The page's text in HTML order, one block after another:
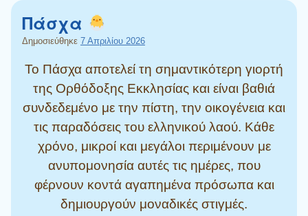
Πάσχα
Δημοσιεύθηκε 7 Απριλίου 2026
Το Πάσχα αποτελεί τη σημαντικότερη γιορτή
της Ορθόδοξης Εκκλησίας και είναι βαθιά
συνδεδεμένο με την πίστη, την οικογένεια και
τις παραδόσεις του ελληνικού λαού. Κάθε
χρόνο, μικροί και μεγάλοι περιμένουν με
ανυπομονησία αυτές τις ημέρες, που
φέρνουν κοντά αγαπημένα πρόσωπα και
δημιουργούν μοναδικές στιγμές.